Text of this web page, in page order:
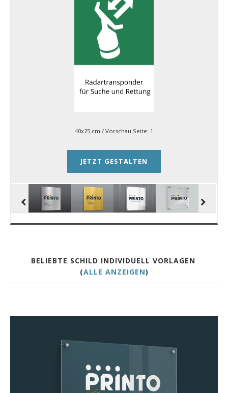
40x25 cm / Vorschau Seite: 1
JETZT GESTALTEN
BELIEBTE SCHILD INDIVIDUELL VORLAGEN
(ALLE ANZEIGEN)